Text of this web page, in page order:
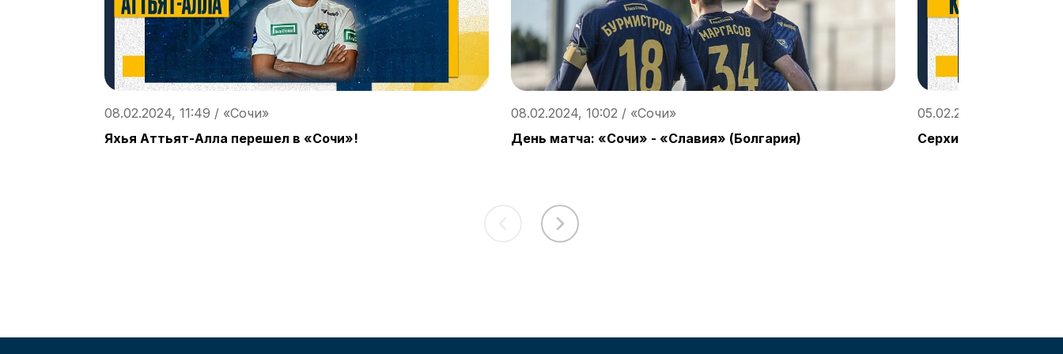
08.02.2024, 11:49 / «Сочи»
Яхья Аттьят-Алла перешел в «Сочи»!
08.02.2024, 10:02 / «Сочи»
День матча: «Сочи» - «Славия» (Болгария)
05.02.2024, 22:58 /
Серхио Кордова на